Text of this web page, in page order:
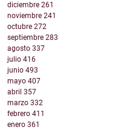
diciembre 261
noviembre 241
octubre 272
septiembre 283
agosto 337
julio 416
junio 493
mayo 407
abril 357
marzo 332
febrero 411
enero 361